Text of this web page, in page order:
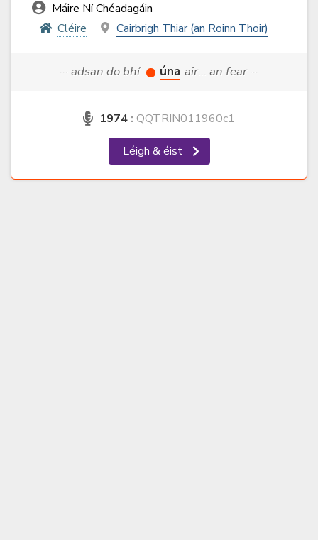
Máire Ní Chéadagáin
Cléire
Cairbrigh Thiar (an Roinn Thoir)
··· adsan do bhí úna air... an fear ···
1974 : QQTRIN011960c1
Léigh & éist